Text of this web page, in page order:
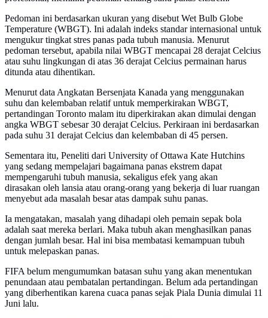
Pedoman ini berdasarkan ukuran yang disebut Wet Bulb Globe
Temperature (WBGT). Ini adalah indeks standar internasional untuk
mengukur tingkat stres panas pada tubuh manusia. Menurut
pedoman tersebut, apabila nilai WBGT mencapai 28 derajat Celcius
atau suhu lingkungan di atas 36 derajat Celcius permainan harus
ditunda atau dihentikan.
Menurut data Angkatan Bersenjata Kanada yang menggunakan
suhu dan kelembaban relatif untuk memperkirakan WBGT,
pertandingan Toronto malam itu diperkirakan akan dimulai dengan
angka WBGT sebesar 30 derajat Celcius. Perkiraan ini berdasarkan
pada suhu 31 derajat Celcius dan kelembaban di 45 persen.
Sementara itu, Peneliti dari University of Ottawa Kate Hutchins
yang sedang mempelajari bagaimana panas ekstrem dapat
mempengaruhi tubuh manusia, sekaligus efek yang akan
dirasakan oleh lansia atau orang-orang yang bekerja di luar ruangan
menyebut ada masalah besar atas dampak suhu panas.
Ia mengatakan, masalah yang dihadapi oleh pemain sepak bola
adalah saat mereka berlari. Maka tubuh akan menghasilkan panas
dengan jumlah besar. Hal ini bisa membatasi kemampuan tubuh
untuk melepaskan panas.
FIFA belum mengumumkan batasan suhu yang akan menentukan
penundaan atau pembatalan pertandingan. Belum ada pertandingan
yang diberhentikan karena cuaca panas sejak Piala Dunia dimulai 11
Juni lalu.